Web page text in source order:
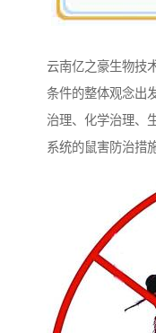
云南亿之豪生物技
条件的整体观念出
治理、化学治理、
系统的鼠害防治措